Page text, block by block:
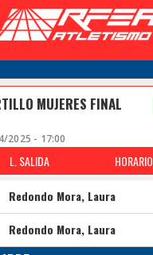
MUJERES FINAL
2025 - 17:00
L. SALIDA HORARIO
Redondo Mora, Laura
Redondo Mora, Laura